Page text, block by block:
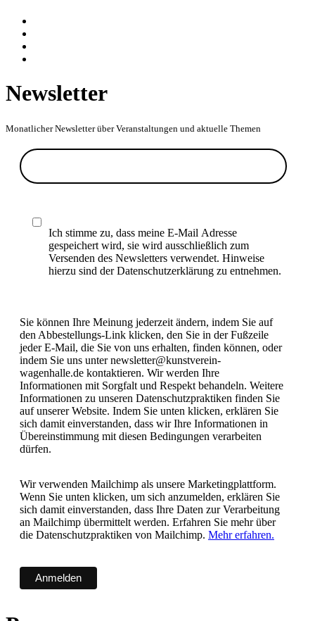
Newsletter
Monatlicher Newsletter über Veranstaltungen und aktuelle Themen
Ich stimme zu, dass meine E-Mail Adresse
gespeichert wird, sie wird ausschließlich zum
Versenden des Newsletters verwendet. Hinweise
hierzu sind der Datenschutzerklärung zu entnehmen.
Sie können Ihre Meinung jederzeit ändern, indem Sie auf
den Abbestellungs-Link klicken, den Sie in der Fußzeile
jeder E-Mail, die Sie von uns erhalten, finden können, oder
indem Sie uns unter newsletter@kunstverein-
wagenhalle.de kontaktieren. Wir werden Ihre
Informationen mit Sorgfalt und Respekt behandeln. Weitere
Informationen zu unseren Datenschutzpraktiken finden Sie
auf unserer Website. Indem Sie unten klicken, erklären Sie
sich damit einverstanden, dass wir Ihre Informationen in
Übereinstimmung mit diesen Bedingungen verarbeiten
dürfen.
Wir verwenden Mailchimp als unsere Marketingplattform.
Wenn Sie unten klicken, um sich anzumelden, erklären Sie
sich damit einverstanden, dass Ihre Daten zur Verarbeitung
an Mailchimp übermittelt werden. Erfahren Sie mehr über
die Datenschutzpraktiken von Mailchimp. Mehr erfahren.